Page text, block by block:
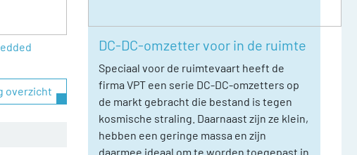
overzicht
DC-DC-omzetter voor in de ruimte
Speciaal voor de ruimtevaart heeft de
firma VPT een serie DC-DC-omzetters op
de markt gebracht die bestand is tegen
kosmische straling. Daarnaast zijn ze klein,
hebben een geringe massa en zijn
daarmee ideaal om te worden toegepast in